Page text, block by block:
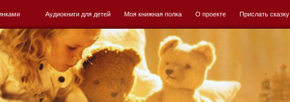
Аудиокниги для детей Моя книжная полка О проекте Прислать сказку